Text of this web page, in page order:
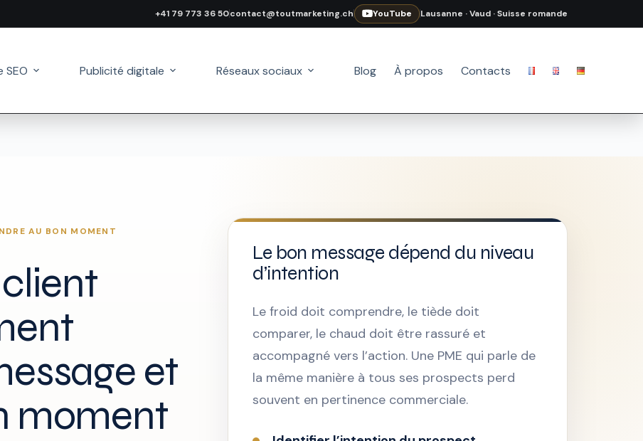
+41 79 773 36 50contact@toutmarketing.ch YouTube Lausanne · Vaud · Suisse romande
SEO Publicité digitale Réseaux sociaux Blog À propos Contacts
AU BON MOMENT
et
moment
Le bon message dépend du niveau
d’intention
Le froid doit comprendre, le tiède doit
comparer, le chaud doit être rassuré et
accompagné vers l’action. Une PME qui parle de
la même manière à tous ses prospects perd
souvent en pertinence commerciale.